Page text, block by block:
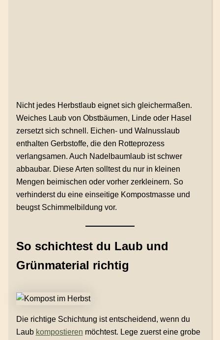
Nicht jedes Herbstlaub eignet sich gleichermaßen.
Weiches Laub von Obstbäumen, Linde oder Hasel
zersetzt sich schnell. Eichen- und Walnusslaub
enthalten Gerbstoffe, die den Rotteprozess
verlangsamen. Auch Nadelbaumlaub ist schwer
abbaubar. Diese Arten solltest du nur in kleinen
Mengen beimischen oder vorher zerkleinern. So
verhinderst du eine einseitige Kompostmasse und
beugst Schimmelbildung vor.
So schichtest du Laub und
Grünmaterial richtig
Die richtige Schichtung ist entscheidend, wenn du
Laub kompostieren möchtest. Lege zuerst eine grobe